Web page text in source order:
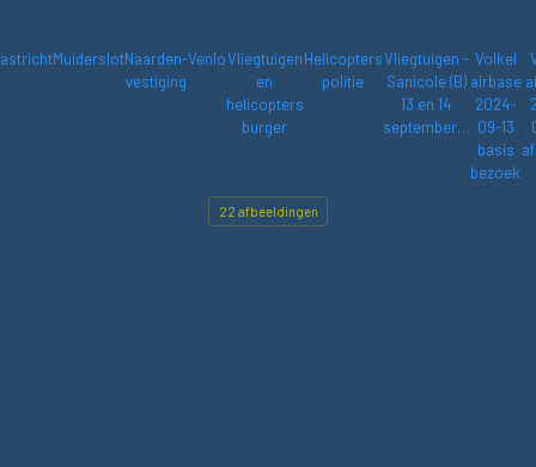
MuiderslotNaarden-
vestiging
VenloVliegtuigen
en
helicopters
burger
Helicopters
politie
Vliegtuigen -
Sanicole (B)
13 en 14
september…
Volkel
airbase
2024-
09-13
basis
bezoek
22 afbeeldingen